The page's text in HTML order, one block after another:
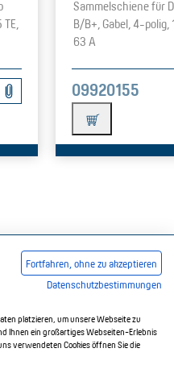
TE,
Sammelschiene für
B/B+, Gabel, 4-polig,
63 A
09920155
Fortfahren, ohne zu akzeptieren
Datenschutzbestimmungen
platzieren, um unsere Webseite zu
Ihnen ein großartiges Webseiten-Erlebnis
verwendeten Cookies öffnen Sie die